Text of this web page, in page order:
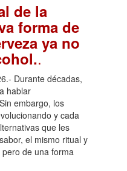
de la
forma de
ya no
.
Durante décadas,
hablar
embargo, los
y cada
que les
el mismo ritual y
de una forma